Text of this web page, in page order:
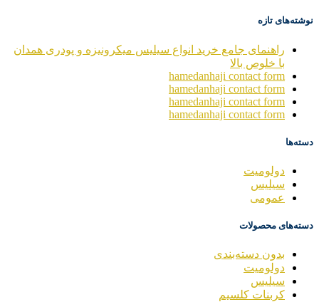
نوشته‌های تازه
راهنمای جامع خرید انواع سیلیس میکرونیزه و پودری همدان
با خلوص بالا
hamedanhaji contact form
hamedanhaji contact form
hamedanhaji contact form
hamedanhaji contact form
دسته‌ها
دولومیت
سیلیس
عمومی
دسته‌های محصولات
بدون دسته‌بندی
دولومیت
سیلیس
کربنات کلسیم